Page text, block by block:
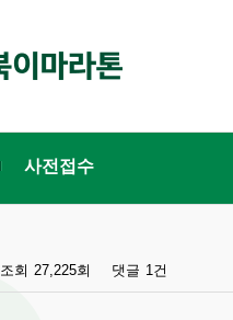
사전접수
조회 27,225회 댓글 1건